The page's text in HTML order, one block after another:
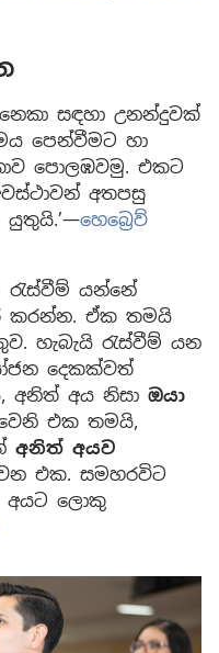
සඳහා උනන්දුවක්
පෙන්වීමට හා
පොලඹවමු. එකට
අතපසු
හෙබ්‍රෙව්
රැස්වීම් යන්නේ
කරන්න. ඒක තමයි
හැබැයි රැස්වීම් යන
දෙකක්වත්
අනිත් අය නිසා ඔයා
එක තමයි,
අනිත් අයව
එක. සමහරවිට
අයට ලොකු